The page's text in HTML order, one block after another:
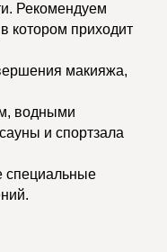
Рекомендуем
котором приходит
макияжа,
водными
и спортзала
специальные